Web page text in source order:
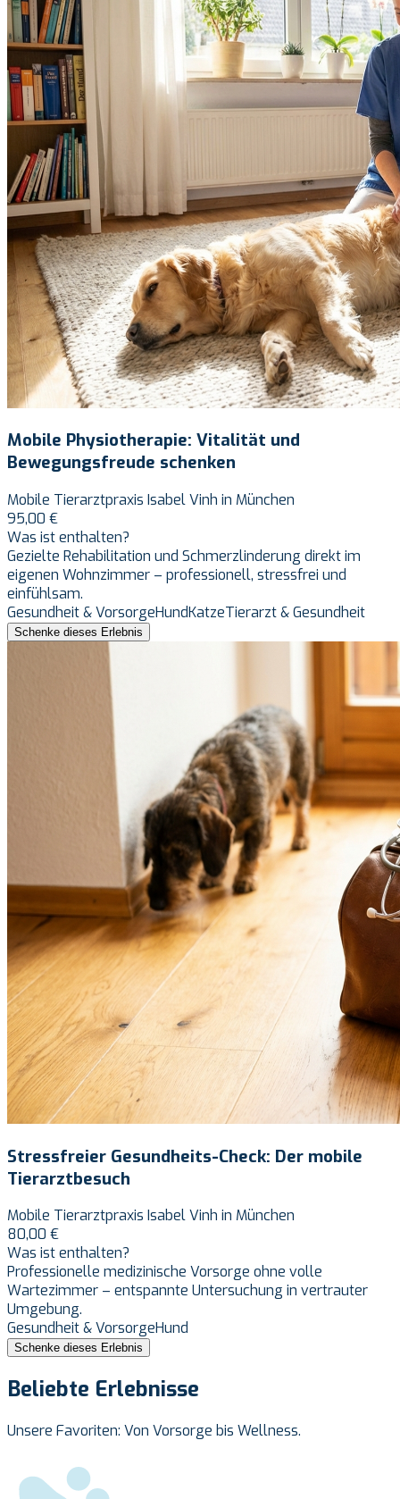
Mobile Physiotherapie: Vitalität und
Bewegungsfreude schenken
Mobile Tierarztpraxis Isabel Vinh in München
95,00 €
Was ist enthalten?
Gezielte Rehabilitation und Schmerzlinderung direkt im
eigenen Wohnzimmer – professionell, stressfrei und
einfühlsam.
Gesundheit & VorsorgeHundKatzeTierarzt & Gesundheit
Schenke dieses Erlebnis
Stressfreier Gesundheits-Check: Der mobile
Tierarztbesuch
Mobile Tierarztpraxis Isabel Vinh in München
80,00 €
Was ist enthalten?
Professionelle medizinische Vorsorge ohne volle
Wartezimmer – entspannte Untersuchung in vertrauter
Umgebung.
Gesundheit & VorsorgeHund
Schenke dieses Erlebnis
Beliebte Erlebnisse
Unsere Favoriten: Von Vorsorge bis Wellness.